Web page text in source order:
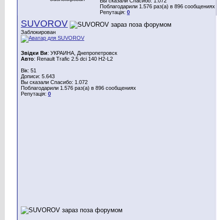
Поблагодарили 1.576 раз(а) в 896 сообщениях
Репутація: 0
SUVOROV
Заблокирован
Звідки Ви: УКРАИНА, Днепропетровск
Авто: Renault Trafic 2.5 dci 140 H2-L2
Вік: 51
Дописи: 5.643
Вы сказали Спасибо: 1.072
Поблагодарили 1.576 раз(а) в 896 сообщениях
Репутація: 0